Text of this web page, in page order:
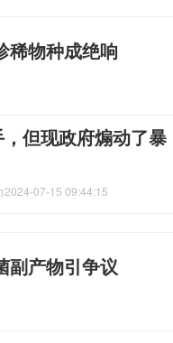
稀物种成绝响
但现政府煽动了暴
2024-07-15 09:44:15
副产物引争议